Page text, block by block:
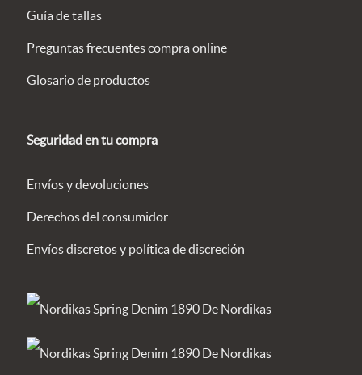
Guía de tallas
Preguntas frecuentes compra online
Glosario de productos
Seguridad en tu compra
Envíos y devoluciones
Derechos del consumidor
Envíos discretos y política de discreción